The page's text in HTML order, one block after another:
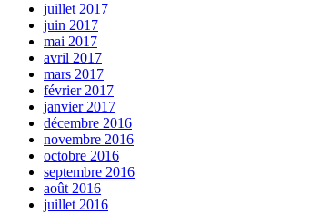
juillet 2017
juin 2017
mai 2017
avril 2017
mars 2017
février 2017
janvier 2017
décembre 2016
novembre 2016
octobre 2016
septembre 2016
août 2016
juillet 2016